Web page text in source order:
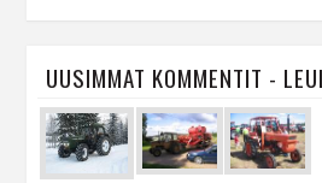
UUSIMMAT KOMMENTIT -